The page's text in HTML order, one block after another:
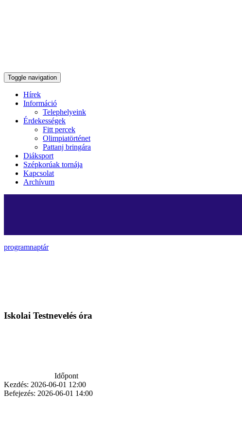
Toggle navigation
Hírek
Információ
Telephelyeink
Érdekességek
Fitt percek
Olimpiatörténet
Pattanj bringára
Diáksport
Szépkorúak tornája
Kapcsolat
Archívum
programnaptár
Iskolai Testnevelés óra
Időpont
Kezdés: 2026-06-01 12:00
Befejezés: 2026-06-01 14:00